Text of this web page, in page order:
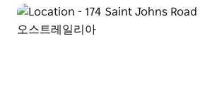
"The Flower Bomb"와 같은 훌륭한
하며 신선하고 고전적이며 세련된 분